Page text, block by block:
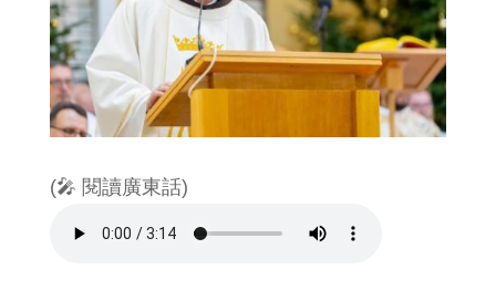
(🎤 閱讀廣東話)